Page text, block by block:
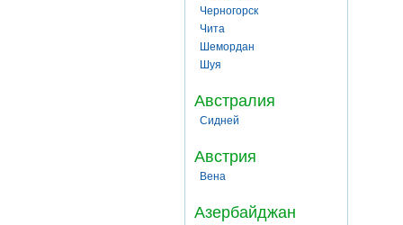
Черногорск
Чита
Шемордан
Шуя
Австралия
Сидней
Австрия
Вена
Азербайджан